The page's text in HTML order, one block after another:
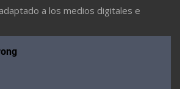
a los medios digitales e